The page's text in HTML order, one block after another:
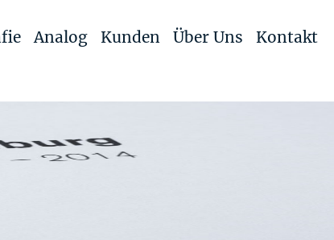
Analog Kunden Über Uns Kontakt